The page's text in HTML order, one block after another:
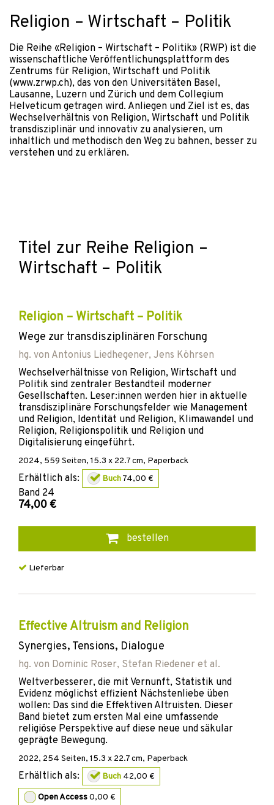
Religion – Wirtschaft – Politik
Die Reihe «Religion – Wirtschaft – Politik» (RWP) ist die
wissenschaftliche Veröffentlichungsplattform des
Zentrums für Religion, Wirtschaft und Politik
(www.zrwp.ch), das von den Universitäten Basel,
Lausanne, Luzern und Zürich und dem Collegium
Helveticum getragen wird. Anliegen und Ziel ist es, das
Wechselverhältnis von Religion, Wirtschaft und Politik
transdisziplinär und innovativ zu analysieren, um
inhaltlich und methodisch den Weg zu bahnen, besser zu
verstehen und zu erklären.
Titel zur Reihe Religion –
Wirtschaft – Politik
Religion – Wirtschaft – Politik
Wege zur transdisziplinären Forschung
hg. von Antonius Liedhegener, Jens Köhrsen
Wechselverhältnisse von Religion, Wirtschaft und
Politik sind zentraler Bestandteil moderner
Gesellschaften. Leser:innen werden hier in aktuelle
transdisziplinäre Forschungsfelder wie Management
und Religion, Identität und Religion, Klimawandel und
Religion, Religionspolitik und Religion und
Digitalisierung eingeführt.
2024, 559 Seiten, 15.3 x 22.7 cm, Paperback
Erhältlich als: Buch74,00 €
Band 24
74,00 €
bestellen
Lieferbar
Effective Altruism and Religion
Synergies, Tensions, Dialogue
hg. von Dominic Roser, Stefan Riedener et al.
Weltverbesserer, die mit Vernunft, Statistik und
Evidenz möglichst effizient Nächstenliebe üben
wollen: Das sind die Effektiven Altruisten. Dieser
Band bietet zum ersten Mal eine umfassende
religiöse Perspektive auf diese neue und säkular
geprägte Bewegung.
2022, 254 Seiten, 15.3 x 22.7 cm, Paperback
Erhältlich als: Buch 42,00 €
Open Access0,00 €